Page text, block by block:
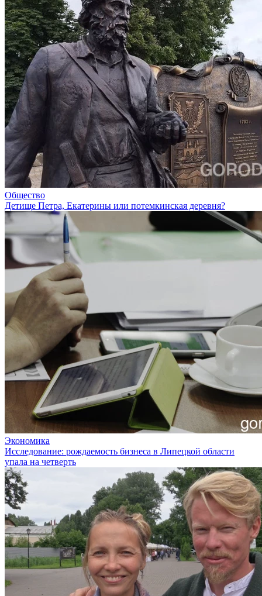
Общество
Детище Петра, Екатерины или потемкинская деревня?
Экономика
Исследование: рождаемость бизнеса в Липецкой области
упала на четверть